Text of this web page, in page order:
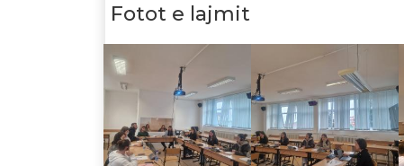
Fotot e lajmit